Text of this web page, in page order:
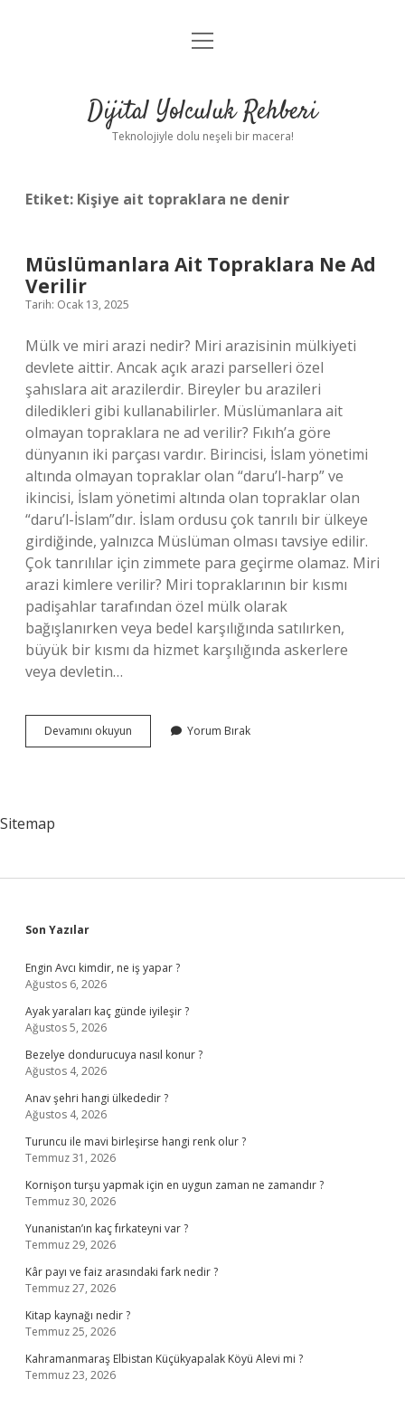
Anasayfa
Yasal Uyarı
menüyü
Dijital Yolculuk Rehberi
Teknolojiyle dolu neşeli bir macera!
Etiket: Kişiye ait topraklara ne denir
Müslümanlara Ait Topraklara Ne Ad
Verilir
Tarih: Ocak 13, 2025
Mülk ve miri arazi nedir? Miri arazisinin mülkiyeti
devlete aittir. Ancak açık arazi parselleri özel
şahıslara ait arazilerdir. Bireyler bu arazileri
diledikleri gibi kullanabilirler. Müslümanlara ait
olmayan topraklara ne ad verilir? Fıkıh’a göre
dünyanın iki parçası vardır. Birincisi, İslam yönetimi
altında olmayan topraklar olan “daru’l-harp” ve
ikincisi, İslam yönetimi altında olan topraklar olan
“daru’l-İslam”dır. İslam ordusu çok tanrılı bir ülkeye
girdiğinde, yalnızca Müslüman olması tavsiye edilir.
Çok tanrılılar için zimmete para geçirme olamaz. Miri
arazi kimlere verilir? Miri topraklarının bir kısmı
padişahlar tarafından özel mülk olarak
bağışlanırken veya bedel karşılığında satılırken,
büyük bir kısmı da hizmet karşılığında askerlere
veya devletin…
Devamını okuyun Müslümanlara
Ait
Yorum Bırak
Sitemap
Sidebar
Son Yazılar
Engin Avcı kimdir, ne iş yapar ?
Ağustos 6, 2026
Ayak yaraları kaç günde iyileşir ?
Ağustos 5, 2026
Bezelye dondurucuya nasıl konur ?
Ağustos 4, 2026
Anav şehri hangi ülkededir ?
Ağustos 4, 2026
Turuncu ile mavi birleşirse hangi renk olur ?
Temmuz 31, 2026
Kornişon turşu yapmak için en uygun zaman ne zamandır ?
Temmuz 30, 2026
Yunanistan’ın kaç fırkateyni var ?
Temmuz 29, 2026
Kâr payı ve faiz arasındaki fark nedir ?
Temmuz 27, 2026
Kitap kaynağı nedir ?
Temmuz 25, 2026
Kahramanmaraş Elbistan Küçükyapalak Köyü Alevi mi ?
Temmuz 23, 2026